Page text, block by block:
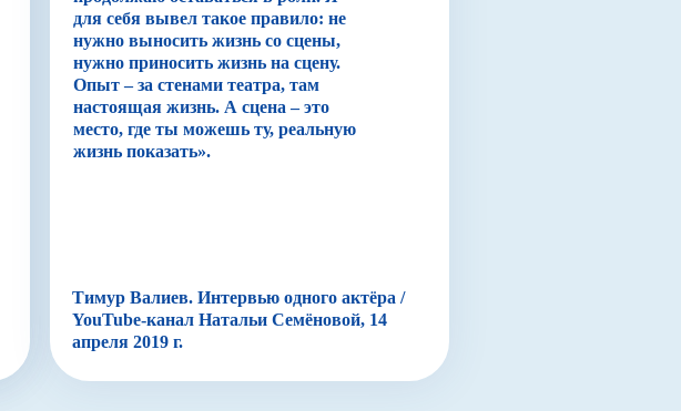
Тимур Валиев. Интервью одного актёра /
YouTube-канал Натальи Семёновой, 14
апреля 2019 г.
для себя вывел такое правило: не
нужно выносить жизнь со сцены,
нужно приносить жизнь на сцену.
Опыт – за стенами театра, там
настоящая жизнь. А сцена – это
место, где ты можешь ту, реальную
жизнь показать».